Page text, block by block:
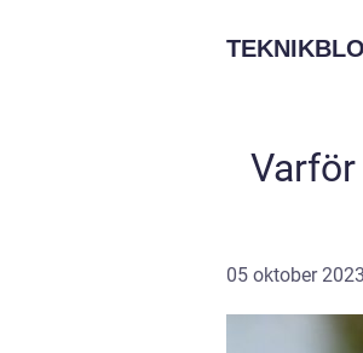
05 oktober 2023